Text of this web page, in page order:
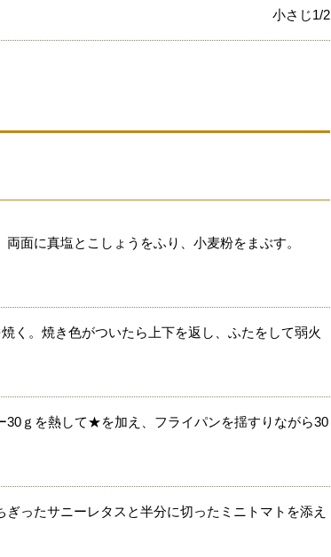
小さじ1/2
面に真塩とこしょうをふり、小麦粉をまぶす。
く。焼き色がついたら上下を返し、ふたをして弱火
ｇを熱して★を加え、フライパンを揺すりながら30
ったサニーレタスと半分に切ったミニトマトを添え